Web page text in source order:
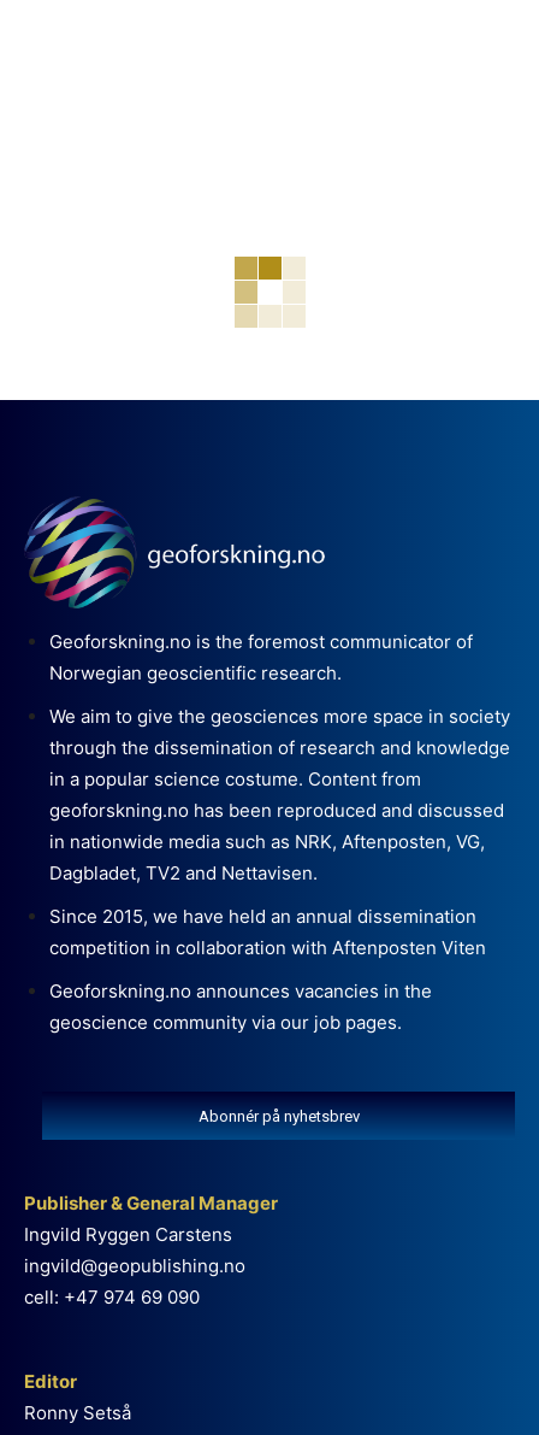
Geoforskning.no is the foremost communicator of
Norwegian geoscientific research.
We aim to give the geosciences more space in society
through the dissemination of research and knowledge
in a popular science costume. Content from
geoforskning.no has been reproduced and discussed
in nationwide media such as NRK, Aftenposten, VG,
Dagbladet, TV2 and Nettavisen.
Since 2015, we have held an annual dissemination
competition in collaboration with Aftenposten Viten
Geoforskning.no announces vacancies in the
geoscience community via our job pages.
Abonnér på nyhetsbrev
Publisher & General Manager
Ingvild Ryggen Carstens
ingvild@geopublishing.no
cell: +47 974 69 090
Editor
Ronny Setså